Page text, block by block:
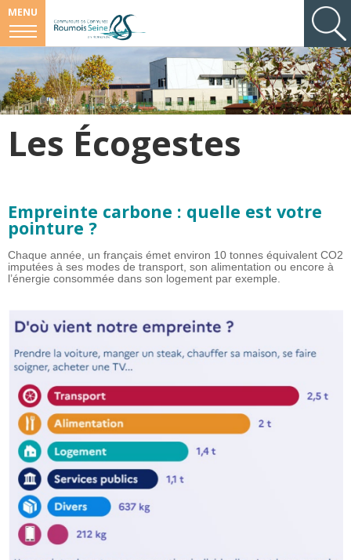
MENU
Les Écogestes
Empreinte carbone : quelle est votre
pointure ?
Chaque année, un français émet environ 10 tonnes équivalent CO2
imputées à ses modes de transport, son alimentation ou encore à
l’énergie consommée dans son logement par exemple.